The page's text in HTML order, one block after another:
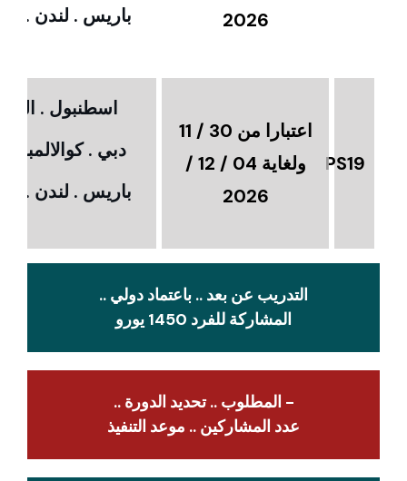
2026
باريس . لندن .
PS19
اعتبارا من 30 / 11
ولغاية 04 / 12 /
2026
اسطنبول .
دبي .
باريس . لندن .
التدريب عن بعد .. باعتماد دولي ..
المشاركة للفرد 1450 يورو
- المطلوب .. تحديد الدورة ..
عدد المشاركين .. موعد التنفيذ